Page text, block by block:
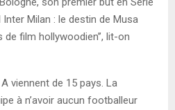
Milan : le destin de Musa
film hollywoodien’’, lit-on
viennent de 15 pays. La
à n’avoir aucun footballeur